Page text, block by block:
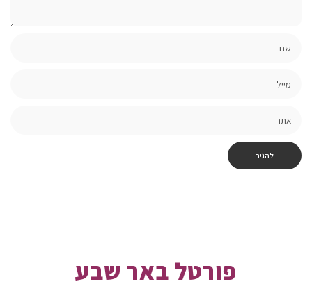
פורטל באר שבע